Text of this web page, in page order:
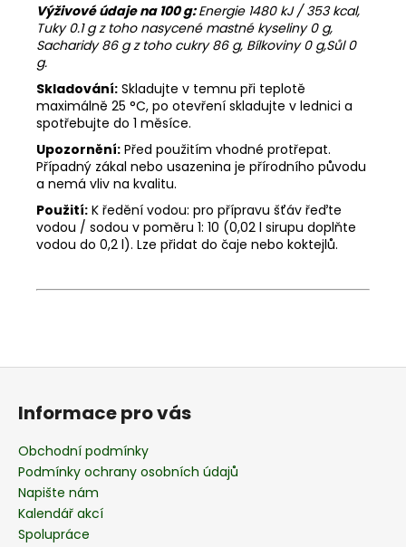
Výživové údaje na 100 g:Energie 1480 kJ / 353 kcal,
Tuky 0.1 g z toho nasycené mastné kyseliny 0 g,
Sacharidy 86 g z toho cukry 86 g, Bílkoviny 0 g,Sůl 0
g.
Skladování: Skladujte v temnu při teplotě
maximálně 25 °C, po otevření skladujte v lednici a
spotřebujte do 1 měsíce.
Upozornění: Před použitím vhodné protřepat.
Případný zákal nebo usazenina je přírodního původu
a nemá vliv na kvalitu.
Použití: K ředění vodou: pro přípravu šťáv řeďte
vodou / sodou v poměru 1: 10 (0,02 l sirupu doplňte
vodou do 0,2 l). Lze přidat do čaje nebo koktejlů.
Z
Informace pro vás
Obchodní podmínky
Podmínky ochrany osobních údajů
Napište nám
Kalendář akcí
Spolupráce